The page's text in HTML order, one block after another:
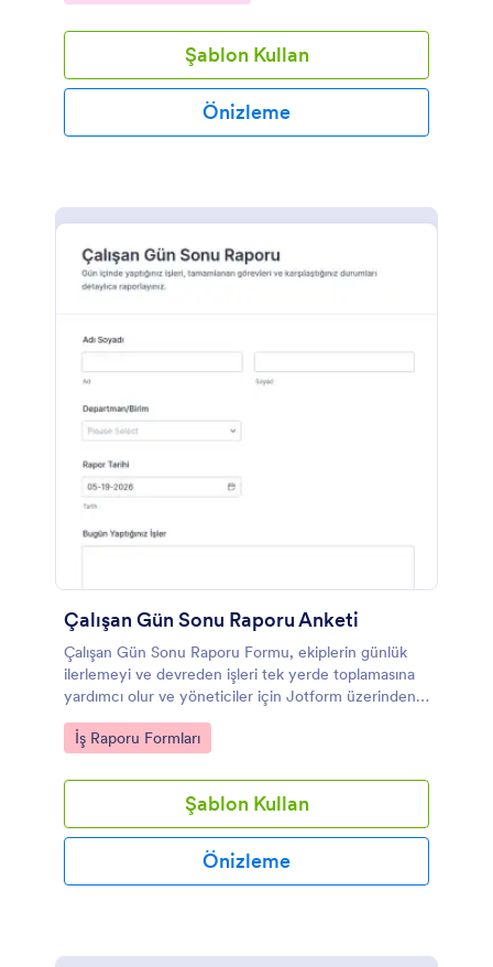
Şablon Kullan
Önizleme
Çalışan Gün Sonu Raporu Anketi
Çalışan Gün Sonu Raporu Formu, ekiplerin günlük
ilerlemeyi ve devreden işleri tek yerde toplamasına
yardımcı olur ve yöneticiler için Jotform üzerinden
düzenli veri toplama ile rapor takibini kolaylaştırır.
Go to Category:
İş Raporu Formları
Şablon Kullan
Önizleme